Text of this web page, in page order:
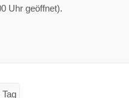
Uhr geöffnet).